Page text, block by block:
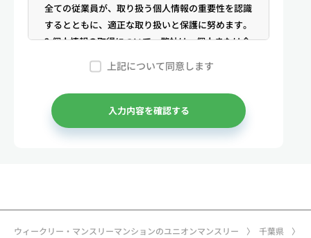
ウィークリー・マンスリーマンションのユニオンマンスリー 千葉県
全ての従業員が、取り扱う個人情報の重要性を認識
するとともに、適正な取り扱いと保護に努めます。
2.個人情報の取得について 弊社は、個人または企
業からの電話・メール等のお問合せや公開情報（登
記簿謄本、電話帳、インターネット掲載情報等）な
どから適法かつ公正な手段により個人情報を取得い
たします。
3.弊社が保有する個人情報 （1）マンスリー物件
メールアドレス、アカウントのIDおよびパスワー
上記について同意します
入力内容を確認する